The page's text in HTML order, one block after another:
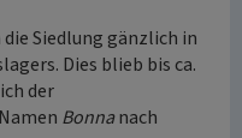
Siedlung gänzlich in
Dies blieb bis ca.
der
Bonnanach